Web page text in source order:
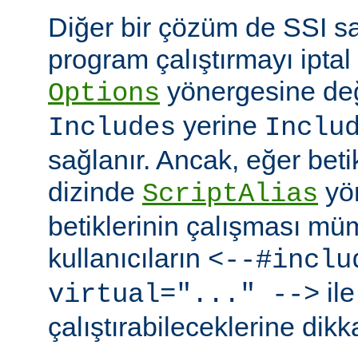
Diğer bir çözüm de SSI
program çalıştırmayı
Options yönergesine
Includes yerine
sağlanır. Ancak, eğer
dizinde ScriptAlias
betiklerinin çalışması
kullanıcıların <--
virtual="..." -->
çalıştırabileceklerine